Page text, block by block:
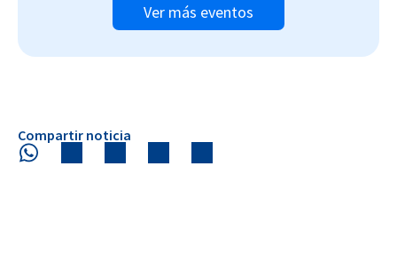
Ver más eventos
Compartir noticia